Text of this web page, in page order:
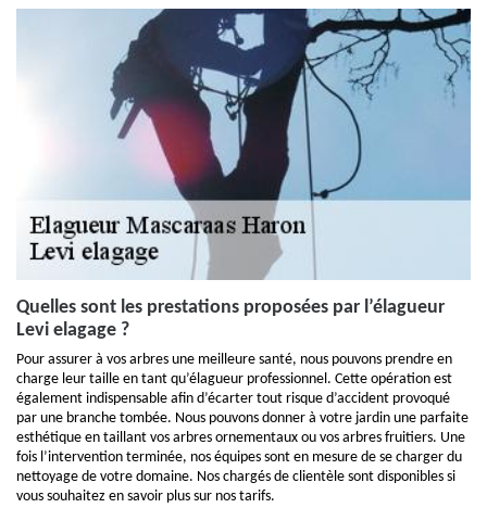
Quelles sont les prestations proposées par l’élagueur
Levi elagage ?
Pour assurer à vos arbres une meilleure santé, nous pouvons prendre en
charge leur taille en tant qu’élagueur professionnel. Cette opération est
également indispensable afin d’écarter tout risque d’accident provoqué
par une branche tombée. Nous pouvons donner à votre jardin une parfaite
esthétique en taillant vos arbres ornementaux ou vos arbres fruitiers. Une
fois l’intervention terminée, nos équipes sont en mesure de se charger du
nettoyage de votre domaine. Nos chargés de clientèle sont disponibles si
vous souhaitez en savoir plus sur nos tarifs.